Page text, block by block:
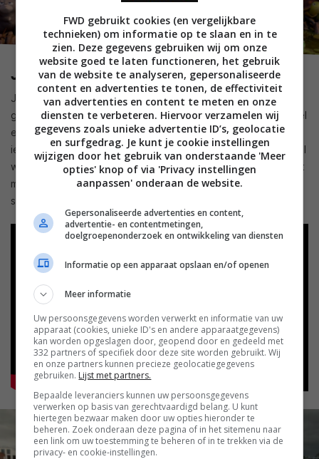
Jumpers (Disney+)
Jumpers heet in Amerika Hoppers en dat komt omdat het
gaat over mensen die in een robotbever hoppen met als doel
een natuurreservaat te redden van een burgemeester die
iets te fanatiek wil bouwen. We volgen de eigenheimer Mabel
waarvan het de vraag is of ze als mens, of toch als bever het
meest in beslag neemt. Een geweldige film die uniek is in zijn
soort: en heel vermakelijk en knuffelig.
FWD gebruikt cookies (en vergelijkbare
technieken) om informatie op te slaan en in te
zien. Deze gegevens gebruiken wij om onze
website goed te laten functioneren, het gebruik
van de website te analyseren, gepersonaliseerde
content en advertenties te tonen, de effectiviteit
van advertenties en content te meten en onze
diensten te verbeteren. Hiervoor verzamelen wij
gegevens zoals unieke advertentie ID’s, geolocatie
en surfgedrag. Je kunt je cookie instellingen
wijzigen door het gebruik van onderstaande 'Meer
opties' knop of via 'Privacy instellingen
aanpassen' onderaan de website.
Gepersonaliseerde advertenties en content,
advertentie- en contentmetingen,
doelgroepenonderzoek en ontwikkeling van diensten
Informatie op een apparaat opslaan en/of openen
Meer informatie
Uw persoonsgegevens worden verwerkt en informatie van uw
apparaat (cookies, unieke ID's en andere apparaatgegevens)
kan worden opgeslagen door, geopend door en gedeeld met
332 partners of specifiek door deze site worden gebruikt. Wij
en onze partners kunnen precieze geolocatiegegevens
gebruiken. Lijst met partners.
Bepaalde leveranciers kunnen uw persoonsgegevens
verwerken op basis van gerechtvaardigd belang. U kunt
hiertegen bezwaar maken door uw opties hieronder te
beheren. Zoek onderaan deze pagina of in het sitemenu naar
een link om uw toestemming te beheren of in te trekken via de
privacy- en cookie-instellingen.